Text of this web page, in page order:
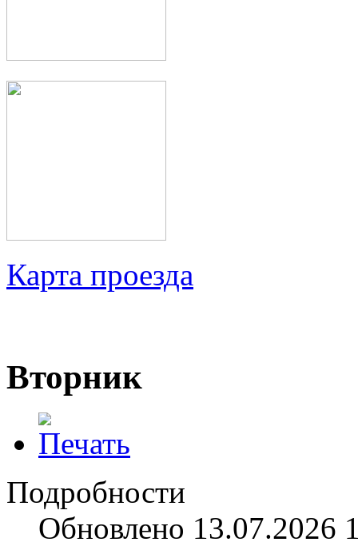
Карта проезда
Вторник
Подробности
Обновлено 13.07.2026